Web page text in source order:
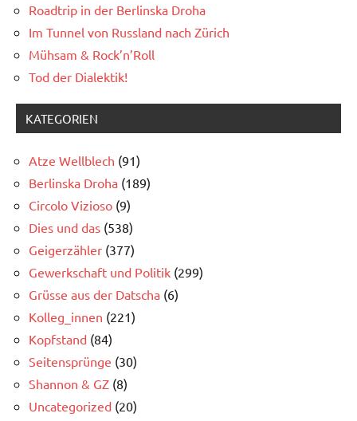
Roadtrip in der Berlinska Droha
Im Tunnel von Russland nach Zürich
Mühsam & Rock’n’Roll
Tod der Dialektik!
KATEGORIEN
Atze Wellblech (91)
Berlinska Droha (189)
Circolo Vizioso (9)
Dies und das (538)
Geigerzähler (377)
Gewerkschaft und Politik (299)
Grüsse aus der Datscha (6)
Kolleg_innen (221)
Kopfstand (84)
Seitensprünge (30)
Shannon & GZ (8)
Uncategorized (20)